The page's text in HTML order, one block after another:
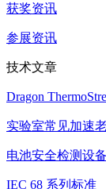
获奖资讯
参展资讯
技术文章
Dragon
实验室常见加速
电池安全检测设备
IEC 68 系列标准